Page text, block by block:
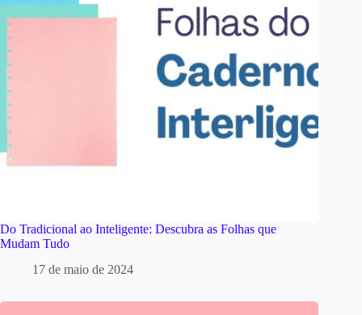
Do Tradicional ao Inteligente: Descubra as Folhas que
Mudam Tudo
17 de maio de 2024